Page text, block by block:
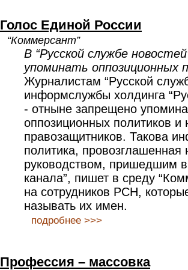
Голос Единой России
“Коммерсант”
В “Русской службе
упоминать оппозиционных
Журналистам “Русской
информслужбы холдинга
- отныне запрещено
оппозиционных политиков
правозащитников. Такова
политика, провозглашенная
руководством, пришедшим
канала”, пишет в среду
на сотрудников РСН,
называть их имен.
подробнее >>>
Профессия – массовка